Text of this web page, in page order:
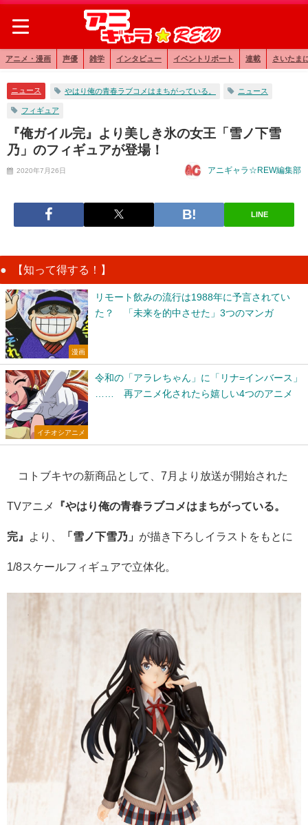
アニメ・漫画 声優 雑学 インタビュー イベントリポート 連載 さいたま
ニュース やはり俺の青春ラブコメはまちがっている。 ニュース
フィギュア
『俺ガイル完』より美しき氷の女王「雪ノ下雪
乃」のフィギュアが登場！
2020年7月26日 アニギャラ☆REW編集部
LINE
【知って得する！】
漫画
リモート飲みの流行は1988年に予言されてい
た？ 「未来を的中させた」3つのマンガ
イチオシアニメ
令和の「アラレちゃん」に「リナ=インバース」
…… 再アニメ化されたら嬉しい4つのアニメ
コトブキヤの新商品として、7月より放送が開始された
TVアニメ 『やはり俺の青春ラブコメはまちがっている。
完』 より、 「雪ノ下雪乃」 が描き下ろしイラストをもとに
1/8スケールフィギュアで立体化。